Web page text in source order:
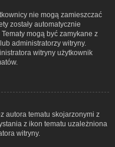
nie mogą zamieszczać
zostały automatycznie
mogą być zamykane z
administratorzy witryny.
witryny użytkownik
autora tematu skojarzonymi z
z ikon tematu uzależniona
witryny.